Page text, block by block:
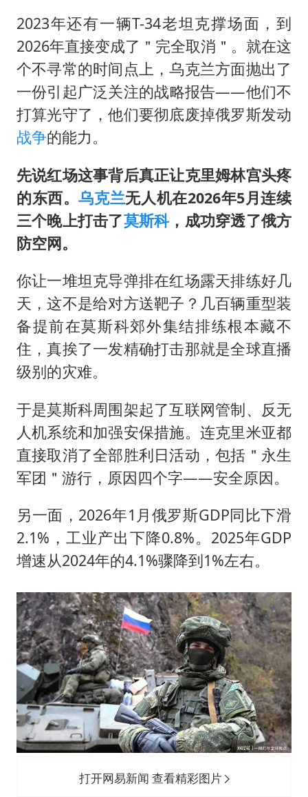
2023年还有一辆T-34老坦克撑场面，到
2026年直接变成了＂完全取消＂。就在这
个不寻常的时间点上，乌克兰方面抛出了
一份引起广泛关注的战略报告——他们不
打算光守了，他们要彻底废掉俄罗斯发动
战争的能力。
先说红场这事背后真正让克里姆林宫头疼
的东西。乌克兰无人机在2026年5月连续
三个晚上打击了莫斯科，成功穿透了俄方
防空网。
你让一堆坦克导弹排在红场露天排练好几
天，这不是给对方送靶子？几百辆重型装
备提前在莫斯科郊外集结排练根本藏不
住，真挨了一发精确打击那就是全球直播
级别的灾难。
于是莫斯科周围架起了互联网管制、反无
人机系统和加强安保措施。连克里米亚都
直接取消了全部胜利日活动，包括＂永生
军团＂游行，原因四个字——安全原因。
另一面，2026年1月俄罗斯GDP同比下滑
2.1%，工业产出下降0.8%。2025年GDP
增速从2024年的4.1%骤降到1%左右。
打开网易新闻 查看精彩图片